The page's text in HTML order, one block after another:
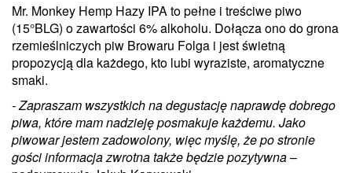
Mr. Monkey Hemp Hazy IPA to pełne i treściwe piwo
(15°BLG) o zawartości 6% alkoholu. Dołącza ono do grona
rzemieślniczych piw Browaru Folga i jest świetną
propozycją dla każdego, kto lubi wyraziste, aromatyczne
smaki.
- Zapraszam wszystkich na degustację naprawdę dobrego
piwa, które mam nadzieję posmakuje każdemu. Jako
piwowar jestem zadowolony, więc myślę, że po stronie
gości informacja zwrotna także będzie pozytywna–